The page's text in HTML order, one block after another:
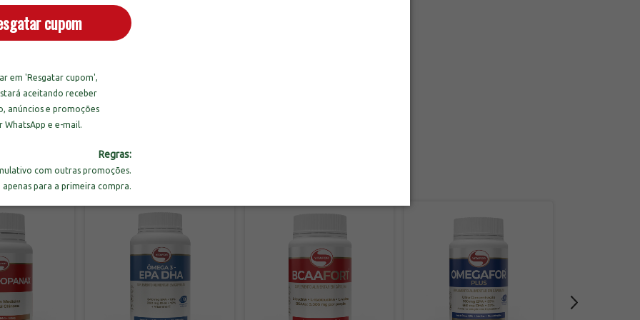
cupom
em 'Resgatar cupom',
aceitando receber
anúncios e promoções
WhatsApp e e-mail.
Regras:
com outras promoções.
apenas para a primeira compra.
sua receita favorita, misturar bem e aproveitar um suplemento nutritivo e
Vegan Delight 240g
melhor!